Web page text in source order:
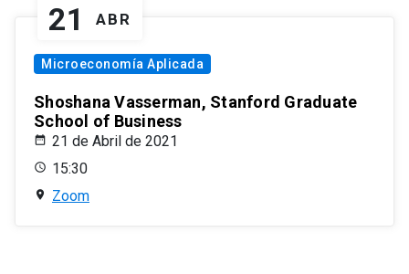
21 ABR
Microeconomía Aplicada
Shoshana Vasserman, Stanford Graduate
School of Business
21 de Abril de 2021
15:30
Zoom